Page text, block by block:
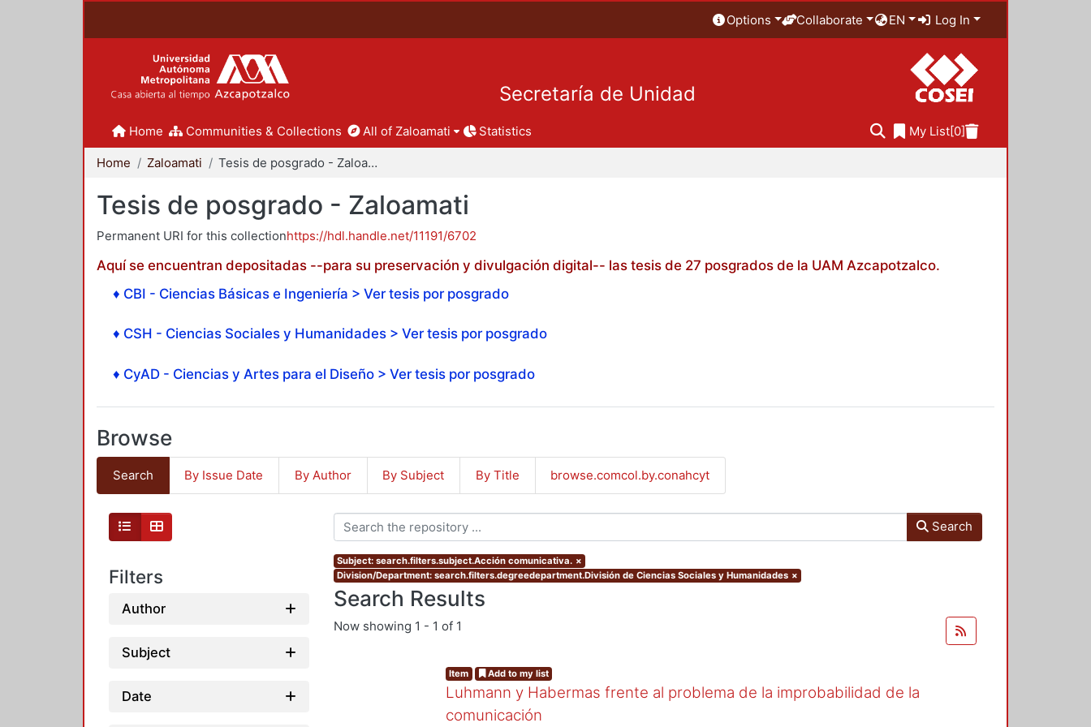
Options Collaborate EN Log In
Secretaría de Unidad
Home Communities & Collections All of Zaloamati Statistics My List[0]
Home Zaloamati Tesis de posgrado - Zaloamati
Tesis de posgrado - Zaloamati
Permanent URI for this collectionhttps://hdl.handle.net/11191/6702
Aquí se encuentran depositadas --para su preservación y divulgación digital-- las tesis de 27 posgrados de la UAM Azcapotzalco.
♦ CBI - Ciencias Básicas e Ingeniería > Ver tesis por posgrado
♦ CSH - Ciencias Sociales y Humanidades > Ver tesis por posgrado
♦ CyAD - Ciencias y Artes para el Diseño > Ver tesis por posgrado
Browse
Search By Issue Date By Author By Subject By Title browse.comcol.by.conahcyt
Filters
Author
Subject
Date
Search
Subject: search.filters.subject.Acción comunicativa. ×
Division/Department: search.filters.degreedepartment.División de Ciencias Sociales y Humanidades ×
Search Results
Now showing 1 - 1 of 1
Item Add to my list
Luhmann y Habermas frente al problema de la improbabilidad de la
comunicación